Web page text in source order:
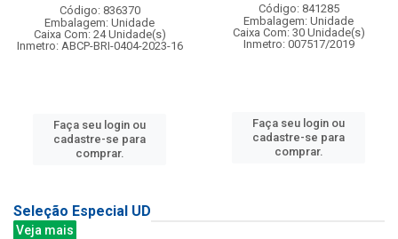
Código: 836370
Embalagem: Unidade
Caixa Com: 24 Unidade(s)
Inmetro: ABCP-BRI-0404-2023-16
Faça seu login ou
cadastre-se para
comprar.
Código: 841285
Embalagem: Unidade
Caixa Com: 30 Unidade(s)
Inmetro: 007517/2019
Faça seu login ou
cadastre-se para
comprar.
Seleção Especial UD
Veja mais